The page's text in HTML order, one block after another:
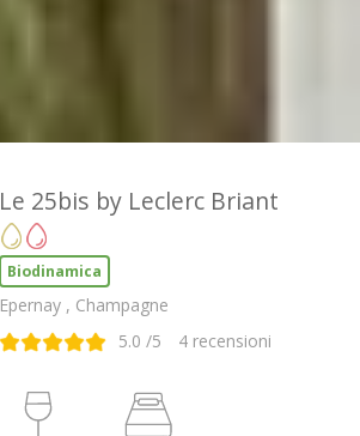
Le 25bis by Leclerc Briant
Biodinamica
Epernay , Champagne
5.0 /5 4 recensioni